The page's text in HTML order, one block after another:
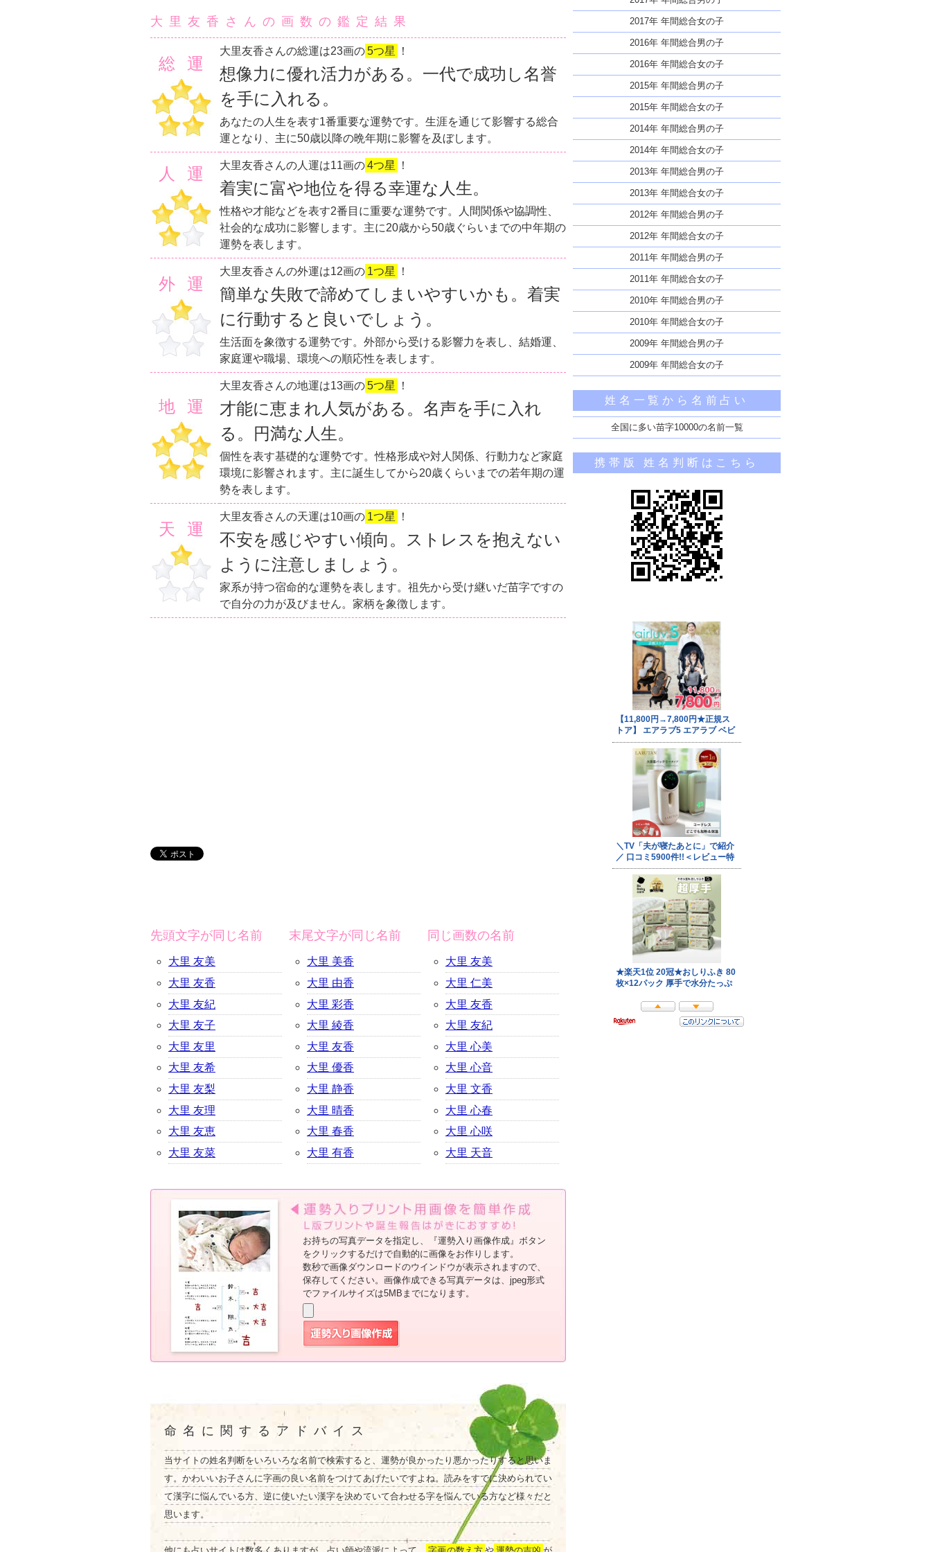
大里友香さんの画数の鑑定結果
総運
大里友香さんの総運は23画の5つ星 ！
想像力に優れ活力がある。一代で成功し名誉
を手に入れる。
あなたの人生を表す1番重要な運勢です。生涯を通じて影響する総合
運となり、主に50歳以降の晩年期に影響を及ぼします。
人運 大里友香さんの人運は11画の4つ星 ！
着実に富や地位を得る幸運な人生。
性格や才能などを表す2番目に重要な運勢です。人間関係や協調性、
社会的な成功に影響します。主に20歳から50歳ぐらいまでの中年期の
運勢を表します。
外運
大里友香さんの外運は12画の 1つ星 ！
簡単な失敗で諦めてしまいやすいかも。着実
に行動すると良いでしょう。
生活面を象徴する運勢です。外部から受ける影響力を表し、結婚運、
家庭運や職場、環境への順応性を表します。
地運
大里友香さんの地運は13画の5つ星 ！
才能に恵まれ人気がある。名声を手に入れ
る。円満な人生。
個性を表す基礎的な運勢です。性格形成や対人関係、行動力など家庭
環境に影響されます。主に誕生してから20歳くらいまでの若年期の運
勢を表します。
天運
大里友香さんの天運は10画の 1つ星 ！
不安を感じやすい傾向。ストレスを抱えない
ように注意しましょう。
家系が持つ宿命的な運勢を表します。祖先から受け継いだ苗字ですの
で自分の力が及びません。家柄を象徴します。
先頭文字が同じ名前
大里 友美
大里 友香
大里 友紀
大里 友子
大里 友里
大里 友希
大里 友梨
大里 友理
大里 友恵
大里 友菜
末尾文字が同じ名前
大里 美香
大里 由香
大里 彩香
大里 綾香
大里 友香
大里 優香
大里 静香
大里 晴香
大里 春香
大里 有香
同じ画数の名前
大里 友美
大里 仁美
大里 友香
大里 友紀
大里 心美
大里 心音
大里 文香
大里 心春
大里 心咲
大里 天音
お持ちの写真データを指定し、『運勢入り画像作成』ボタン
をクリックするだけで自動的に画像をお作りします。
数秒で画像ダウンロードのウインドウが表示されますので、
保存してください。画像作成できる写真データは、jpeg形式
でファイルサイズは5MBまでになります。
命名に関するアドバイス
当サイトの姓名判断をいろいろな名前で検索すると、運勢が良かったり悪かったりすると思いま
す。かわいいお子さんに字画の良い名前をつけてあげたいですよね。読みをすでに決められてい
て漢字に悩んでいる方、逆に使いたい漢字を決めていて合わせる字を悩んでいる方など様々だと
思います。
2017年 年間総合女の子
2016年 年間総合男の子
2016年 年間総合女の子
2015年 年間総合男の子
2015年 年間総合女の子
2014年 年間総合男の子
2014年 年間総合女の子
2013年 年間総合男の子
2013年 年間総合女の子
2012年 年間総合男の子
2012年 年間総合女の子
2011年 年間総合男の子
2011年 年間総合女の子
2010年 年間総合男の子
2010年 年間総合女の子
2009年 年間総合男の子
2009年 年間総合女の子
姓名一覧から名前占い
全国に多い苗字10000の名前一覧
携帯版 姓名判断はこちら